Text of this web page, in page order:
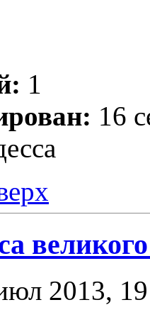
1
16
2013,